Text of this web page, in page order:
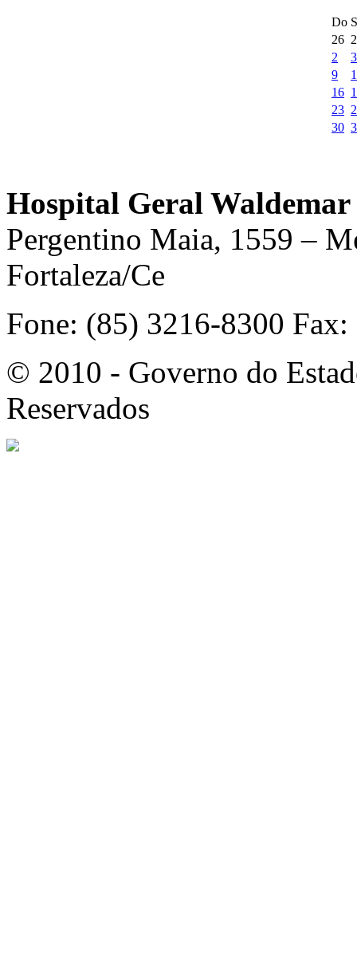
Do
26
2
3
9
16
23
30
Hospital Geral
Pergentino Maia, 1559 –
Fortaleza/Ce
Fone: (85) 3216-8300
© 2010 - Governo do
Reservados